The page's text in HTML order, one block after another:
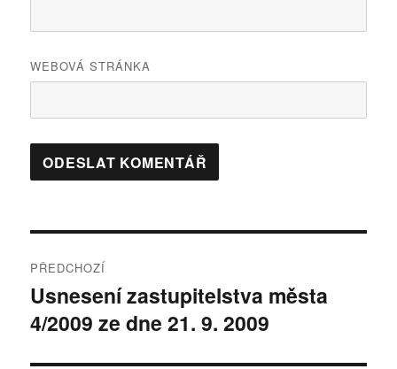
WEBOVÁ STRÁNKA
pro
příspěvek
PŘEDCHOZÍ
Předchozí
příspěvek:
Usnesení zastupitelstva města
4/2009 ze dne 21. 9. 2009